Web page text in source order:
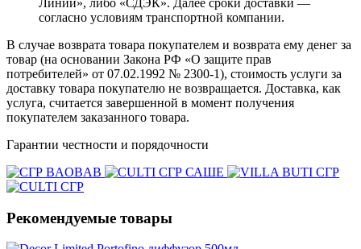
Линии», либо «СДЭК». Далее сроки доставки —
согласно условиям транспортной компании.
В случае возврата товара покупателем и возврата ему денег за
товар (на основании Закона РФ «О защите прав
потребителей» от 07.02.1992 № 2300-1), стоимость услуги за
доставку товара покупателю не возвращается. Доставка, как
услуга, считается завершенной в момент получения
покупателем заказанного товара.
Гарантии честности и порядочности
Рекомендуемые товары